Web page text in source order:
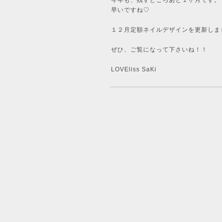
早いですね♡
１２月定額ネイルデザインを更新し
ぜひ、ご覧になって下さいね！！
LOVEliss SaKi